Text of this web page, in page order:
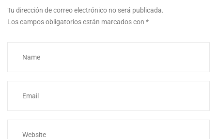
Tu dirección de correo electrónico no será publicada.
Los campos obligatorios están marcados con *